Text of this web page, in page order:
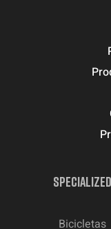
SPECIALIZED
Bicicletas